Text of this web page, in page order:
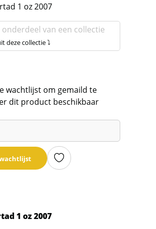
1 oz 2007
van een collectie
deze collectie ⤵
wachtlijst om gemaild te
dit product beschikbaar
1 oz 2007